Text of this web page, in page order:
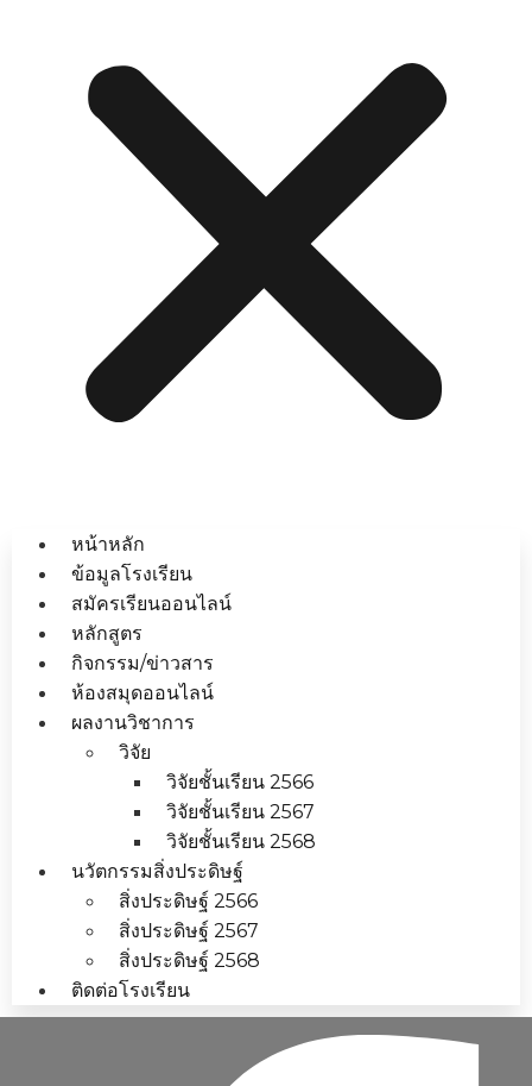
หน้าหลัก
ข้อมูลโรงเรียน
สมัครเรียนออนไลน์
หลักสูตร
กิจกรรม/ข่าวสาร
ห้องสมุดออนไลน์
ผลงานวิชาการ
วิจัย
วิจัยชั้นเรียน 2566
วิจัยชั้นเรียน 2567
วิจัยชั้นเรียน 2568
นวัตกรรมสิ่งประดิษฐ์
สิ่งประดิษฐ์ 2566
สิ่งประดิษฐ์ 2567
สิ่งประดิษฐ์ 2568
ติดต่อโรงเรียน